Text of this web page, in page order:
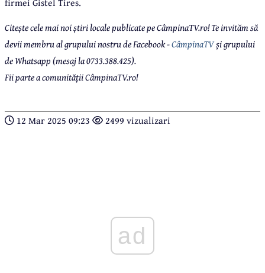
Citește cele mai noi știri locale publicate pe CâmpinaTV.ro! Te invităm să
devii membru al grupului nostru de Facebook -CâmpinaTVși grupului
de Whatsapp (mesaj la 0733.388.425).
Fii parte a comunității CâmpinaTV.ro!
12 Mar 2025 09:23 2499 vizualizari
ad